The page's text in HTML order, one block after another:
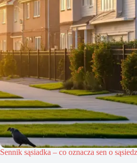
Sennik sąsiadka – co oznacza sen o